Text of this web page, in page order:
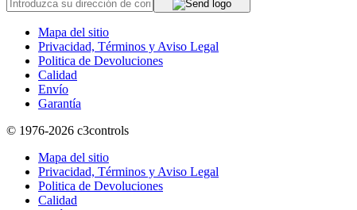
Mapa del sitio
Privacidad, Términos y Aviso Legal
Politica de Devoluciones
Calidad
Envío
Garantía
© 1976-2026 c3controls
Mapa del sitio
Privacidad, Términos y Aviso Legal
Politica de Devoluciones
Calidad